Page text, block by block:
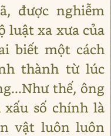
được nghiễm
luật xa xưa của
biết một cách
thành từ lúc
thế, ông
xấu số chính là
vật luôn luôn